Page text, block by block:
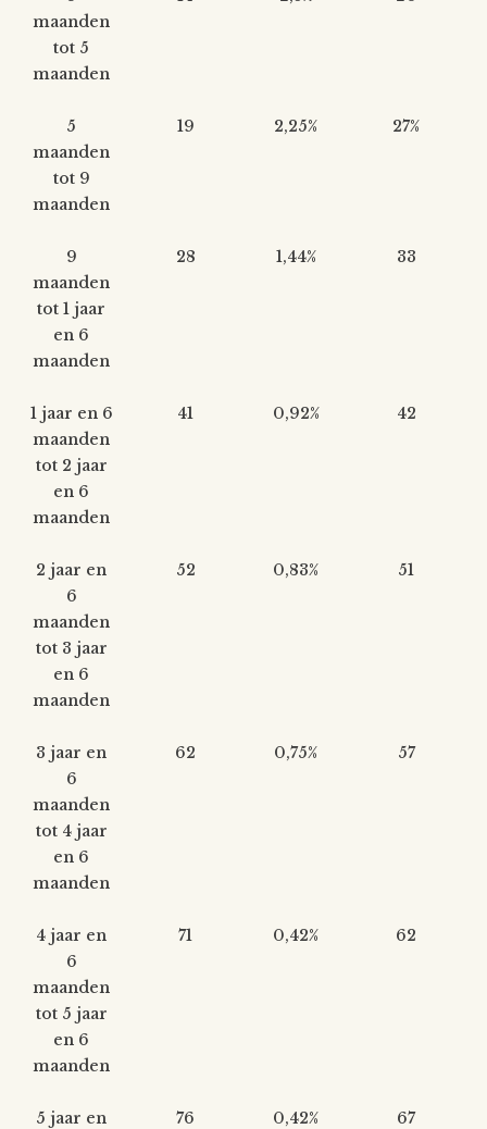
maanden
tot 5
maanden
5
maanden
tot 9
maanden
19 2,25% 27%
9
maanden
tot 1 jaar
en 6
maanden
28 1,44% 33
1 jaar en 6
maanden
tot 2 jaar
en 6
maanden
41 0,92% 42
2 jaar en
6
maanden
tot 3 jaar
en 6
maanden
52 0,83% 51
3 jaar en
6
maanden
tot 4 jaar
en 6
maanden
62 0,75% 57
4 jaar en
6
maanden
tot 5 jaar
en 6
maanden
71 0,42% 62
5 jaar en
76 0,42% 67